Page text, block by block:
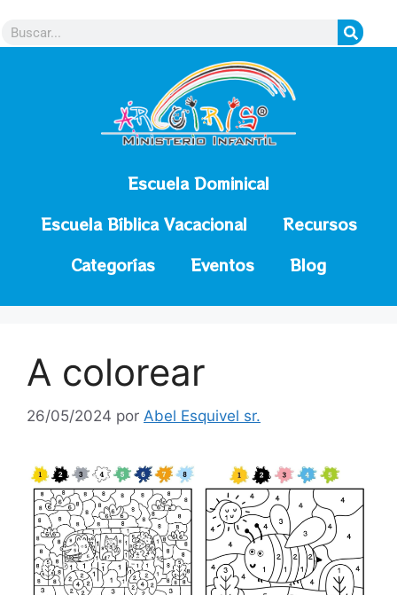
Escuela Dominical
Escuela Bíblica Vacacional
Recursos
Categorías
Eventos Blog
A colorear
26/05/2024 por Abel Esquivel sr.